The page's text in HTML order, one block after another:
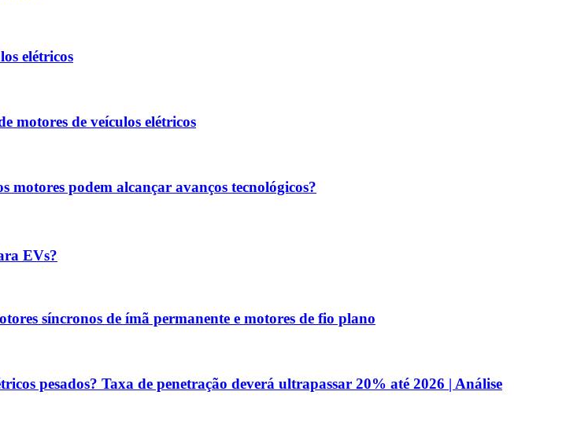
elétricos
motores de veículos elétricos
motores podem alcançar avanços tecnológicos?​
EVs?
síncronos de ímã permanente e motores de fio plano
pesados? Taxa de penetração deverá ultrapassar 20% até 2026 | Análise